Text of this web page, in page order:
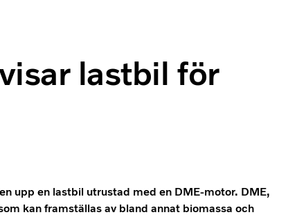
lastbil för
upp en lastbil utrustad med en DME-motor. DME,
kan framställas av bland annat biomassa och